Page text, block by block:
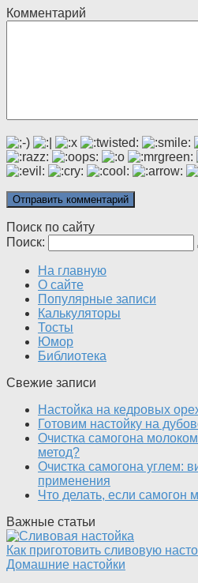
Комментарий
Поиск по сайту
Поиск:
На главную
О сайте
Популярные записи
Калькуляторы
Тосты
Юмор
Библиотека
Свежие записи
Настойка на кедровых
Готовим настойку на
Очистка самогона
метод?
Очистка самогона углем:
применения
Что делать, если самогон
Важные статьи
Как приготовить сливовую
Домашние настойки